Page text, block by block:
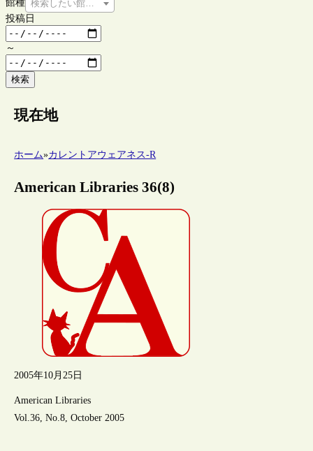
館種 検索したい館種を選択してください
投稿日
～
検索
現在地
ホーム»カレントアウェアネス-R
American Libraries 36(8)
2005年10月25日
American Libraries
Vol.36, No.8, October 2005